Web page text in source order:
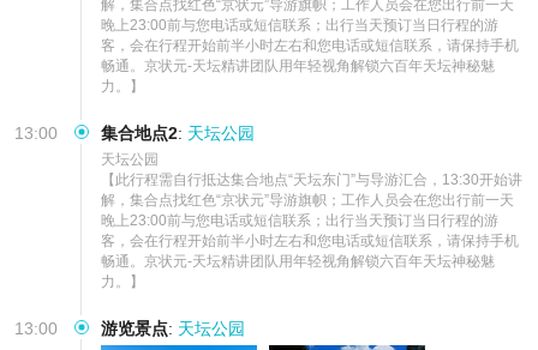
解，集合点找红色“京状元”导游旗帜；工作人员会在您出行前一天
晚上23:00前与您电话或短信联系；出行当天预订当日行程的游
客，会在行程开始前半小时左右和您电话或短信联系，请保持手机
畅通。京状元-天坛精讲团队用年轻视角解锁六百年天坛神秘魅
力。】
13:00 集合地点2: 天坛公园
天坛公园
【此行程需自行抵达集合地点“天坛东门”与导游汇合，13:30开始讲
解，集合点找红色“京状元”导游旗帜；工作人员会在您出行前一天
晚上23:00前与您电话或短信联系；出行当天预订当日行程的游
客，会在行程开始前半小时左右和您电话或短信联系，请保持手机
畅通。京状元-天坛精讲团队用年轻视角解锁六百年天坛神秘魅
力。】
13:00 游览景点: 天坛公园